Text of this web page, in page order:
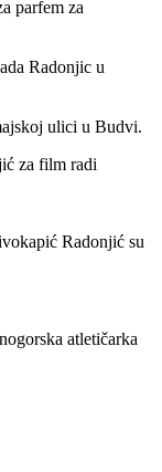
parfem za
Radonjic u
ulici u Budvi.
za film radi
Radonjić su
atletičarka